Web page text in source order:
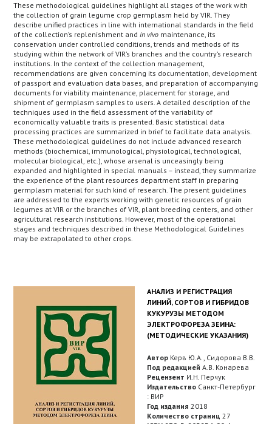
These methodological guidelines highlight all stages of the work with
the collection of grain legume crop germplasm held by VIR. They
describe unified practices in line with international standards in the field
of the collection’s replenishment andin vivo maintenance, its
conservation under controlled conditions, trends and methods of its
studying within the network of VIR’s branches and the country’s research
institutions. In the context of the collection management,
recommendations are given concerning its documentation, development
of passport and evaluation data bases, and preparation of accompanying
documents for viability maintenance, placement for storage, and
shipment of germplasm samples to users. A detailed description of the
techniques used in the field assessment of the variability of
economically valuable traits is presented. Basic statistical data
processing practices are summarized in brief to facilitate data analysis.
These methodological guidelines do not include advanced research
methods (biochemical, immunological, physiological, technological,
molecular biological, etc.), whose arsenal is unceasingly being
expanded and highlighted in special manuals – instead, they summarize
the experience of the plant resources department staff in preparing
germplasm material for such kind of research. The present guidelines
are addressed to the experts working with genetic resources of grain
legumes at VIR or the branches of VIR, plant breeding centers, and other
agricultural research institutions. However, most of the operational
stages and techniques described in these Methodological Guidelines
may be extrapolated to other crops.
АНАЛИЗ И РЕГИСТРАЦИЯ
ЛИНИЙ, СОРТОВ И ГИБРИДОВ
КУКУРУЗЫ МЕТОДОМ
ЭЛЕКТРОФОРЕЗА ЗЕИНА:
(МЕТОДИЧЕСКИЕ УКАЗАНИЯ)
Автор Керв Ю.А., Сидорова В.В.
Под редакцией А.В. Конарева
Рецензент И.Н. Перчук
Издательство Санкт-Петербург
: ВИР
Год издания 2018
Количество страниц 27